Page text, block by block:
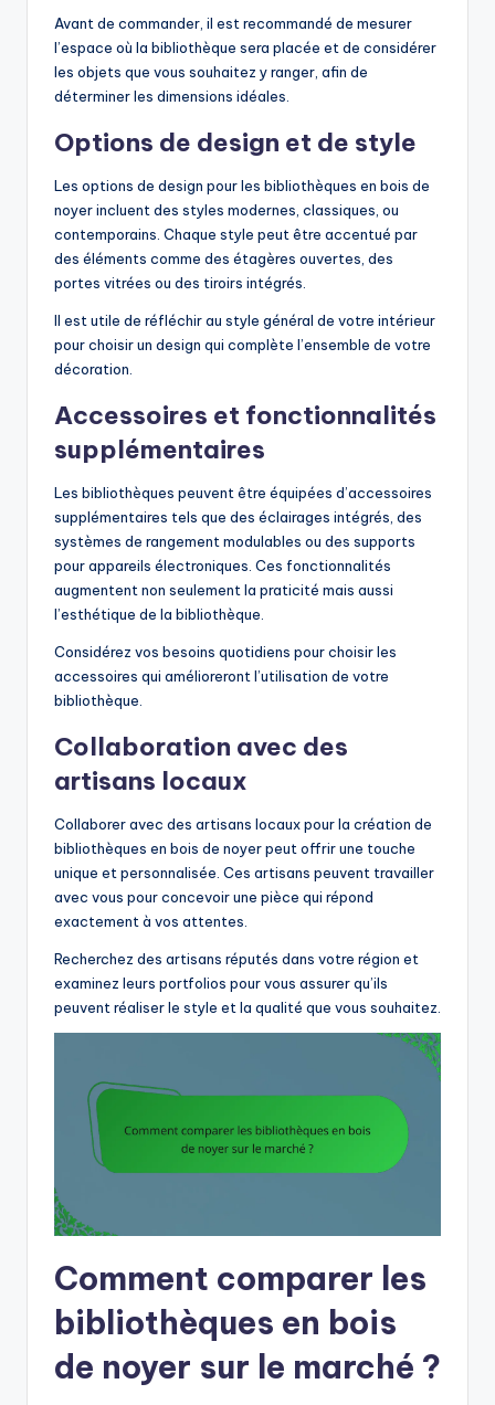
Avant de commander, il est recommandé de mesurer
l’espace où la bibliothèque sera placée et de considérer
les objets que vous souhaitez y ranger, afin de
déterminer les dimensions idéales.
Options de design et de style
Les options de design pour les bibliothèques en bois de
noyer incluent des styles modernes, classiques, ou
contemporains. Chaque style peut être accentué par
des éléments comme des étagères ouvertes, des
portes vitrées ou des tiroirs intégrés.
Il est utile de réfléchir au style général de votre intérieur
pour choisir un design qui complète l’ensemble de votre
décoration.
Accessoires et fonctionnalités
supplémentaires
Les bibliothèques peuvent être équipées d’accessoires
supplémentaires tels que des éclairages intégrés, des
systèmes de rangement modulables ou des supports
pour appareils électroniques. Ces fonctionnalités
augmentent non seulement la praticité mais aussi
l’esthétique de la bibliothèque.
Considérez vos besoins quotidiens pour choisir les
accessoires qui amélioreront l’utilisation de votre
bibliothèque.
Collaboration avec des
artisans locaux
Collaborer avec des artisans locaux pour la création de
bibliothèques en bois de noyer peut offrir une touche
unique et personnalisée. Ces artisans peuvent travailler
avec vous pour concevoir une pièce qui répond
exactement à vos attentes.
Recherchez des artisans réputés dans votre région et
examinez leurs portfolios pour vous assurer qu’ils
peuvent réaliser le style et la qualité que vous souhaitez.
Comment comparer les
bibliothèques en bois
de noyer sur le marché ?